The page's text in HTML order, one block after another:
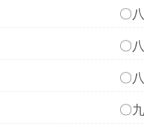
〇
〇
切
〇
〇